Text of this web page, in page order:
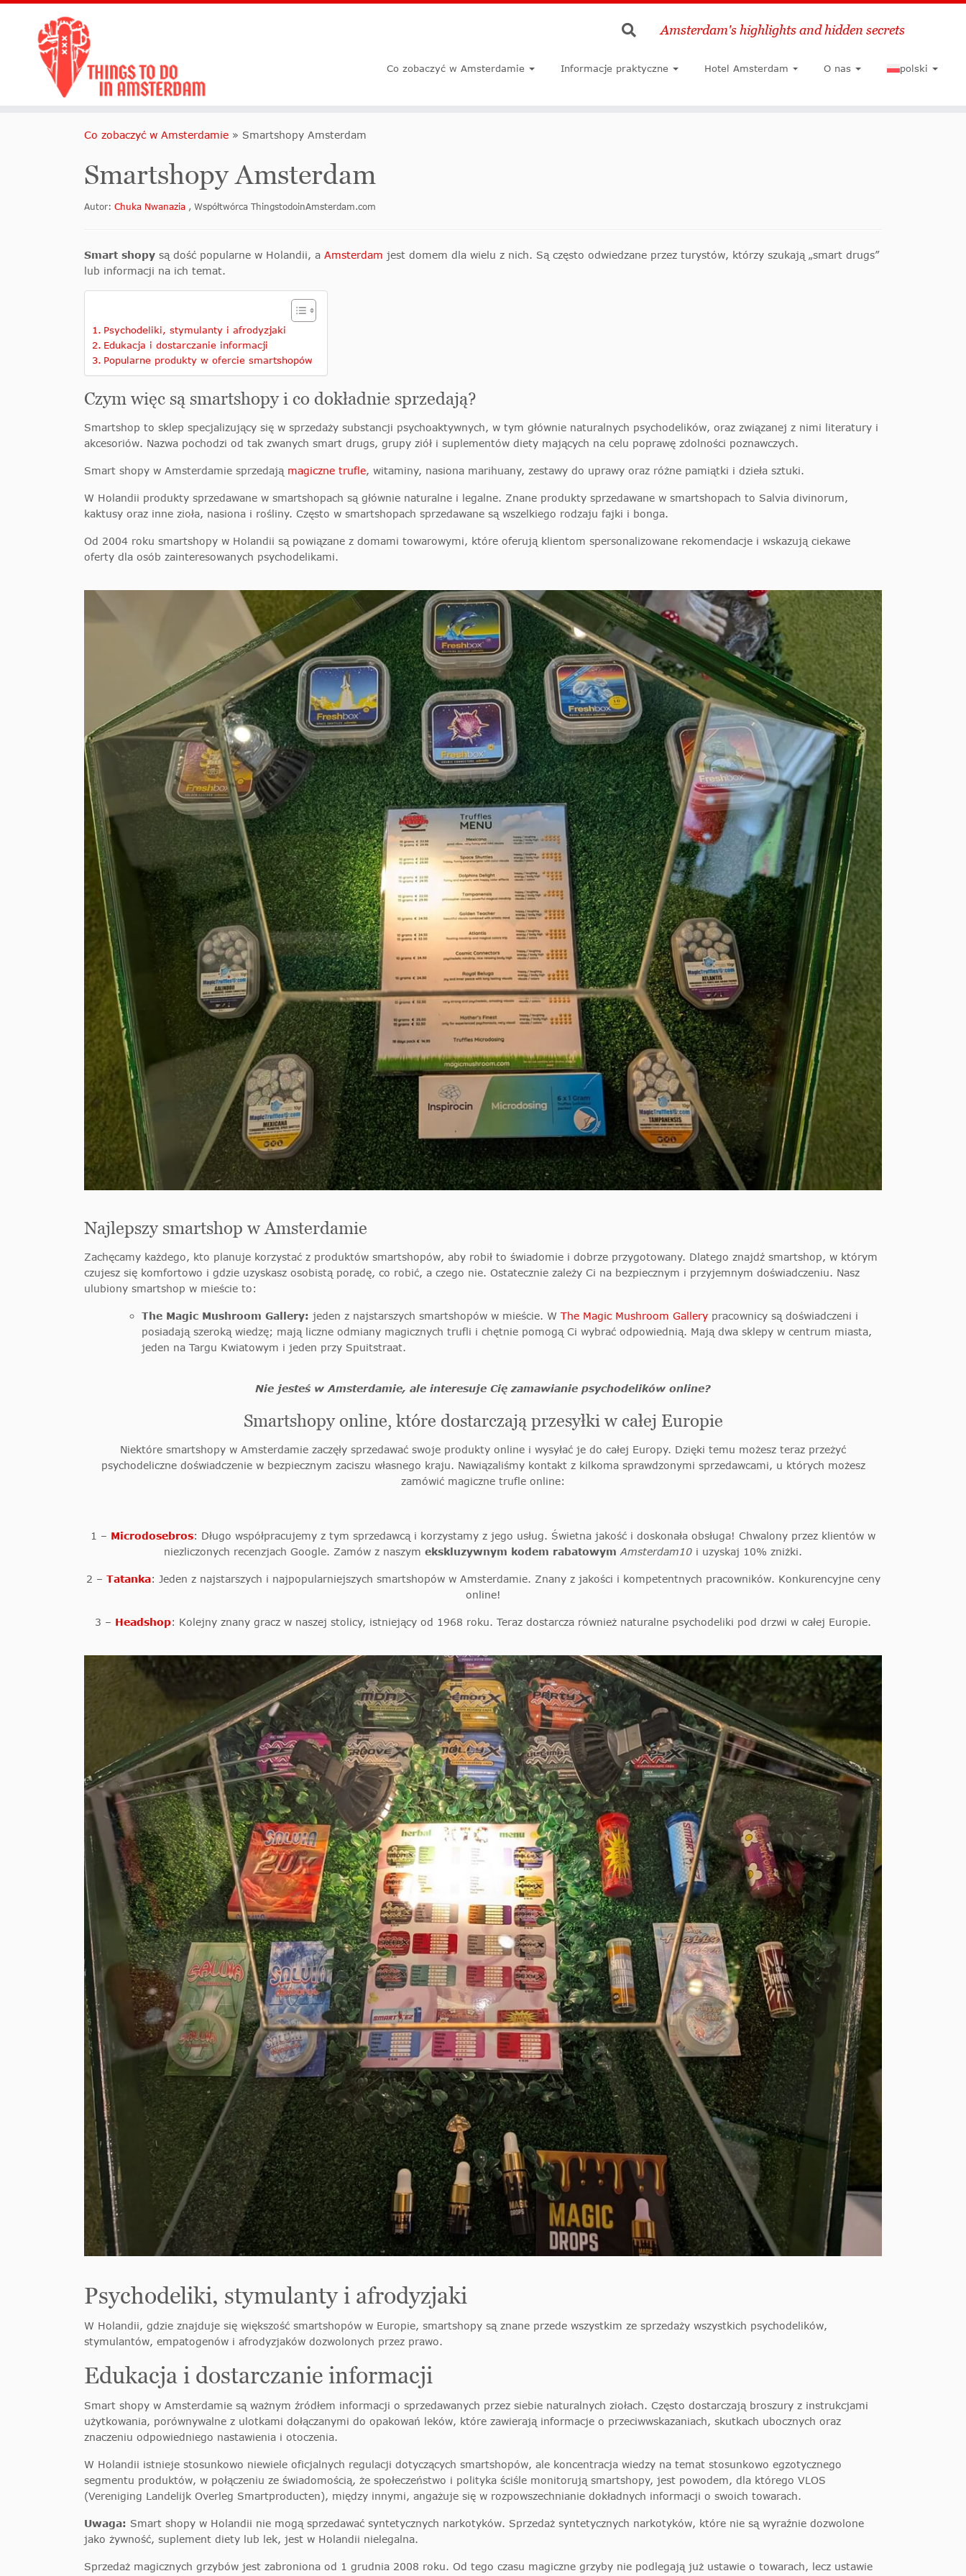
Szukaj
Amsterdam's highlights and hidden secrets
Co zobaczyć w Amsterdamie Informacje praktyczne Hotel Amsterdam O nas polski
Co zobaczyć w Amsterdamie » Smartshopy Amsterdam
Smartshopy Amsterdam
Autor: Chuka Nwanazia , Współtwórca ThingstodoinAmsterdam.com
Smart shopy są dość popularne w Holandii, a Amsterdam jest domem dla wielu z nich. Są często odwiedzane przez turystów, którzy szukają „smart drugs”
lub informacji na ich temat.
Psychodeliki, stymulanty i afrodyzjaki
Edukacja i dostarczanie informacji
Popularne produkty w ofercie smartshopów
Czym więc są smartshopy i co dokładnie sprzedają?
Smartshop to sklep specjalizujący się w sprzedaży substancji psychoaktywnych, w tym głównie naturalnych psychodelików, oraz związanej z nimi literatury i
akcesoriów. Nazwa pochodzi od tak zwanych smart drugs, grupy ziół i suplementów diety mających na celu poprawę zdolności poznawczych.
Smart shopy w Amsterdamie sprzedają magiczne trufle, witaminy, nasiona marihuany, zestawy do uprawy oraz różne pamiątki i dzieła sztuki.
W Holandii produkty sprzedawane w smartshopach są głównie naturalne i legalne. Znane produkty sprzedawane w smartshopach to Salvia divinorum,
kaktusy oraz inne zioła, nasiona i rośliny. Często w smartshopach sprzedawane są wszelkiego rodzaju fajki i bonga.
Od 2004 roku smartshopy w Holandii są powiązane z domami towarowymi, które oferują klientom spersonalizowane rekomendacje i wskazują ciekawe
oferty dla osób zainteresowanych psychodelikami.
Najlepszy smartshop w Amsterdamie
Zachęcamy każdego, kto planuje korzystać z produktów smartshopów, aby robił to świadomie i dobrze przygotowany. Dlatego znajdź smartshop, w którym
czujesz się komfortowo i gdzie uzyskasz osobistą poradę, co robić, a czego nie. Ostatecznie zależy Ci na bezpiecznym i przyjemnym doświadczeniu. Nasz
ulubiony smartshop w mieście to:
The Magic Mushroom Gallery: jeden z najstarszych smartshopów w mieście. W The Magic Mushroom Gallery pracownicy są doświadczeni i
posiadają szeroką wiedzę; mają liczne odmiany magicznych trufli i chętnie pomogą Ci wybrać odpowiednią. Mają dwa sklepy w centrum miasta,
jeden na Targu Kwiatowym i jeden przy Spuitstraat.
Nie jesteś w Amsterdamie, ale interesuje Cię zamawianie psychodelików online?
Smartshopy online, które dostarczają przesyłki w całej Europie
Niektóre smartshopy w Amsterdamie zaczęły sprzedawać swoje produkty online i wysyłać je do całej Europy. Dzięki temu możesz teraz przeżyć
psychodeliczne doświadczenie w bezpiecznym zaciszu własnego kraju. Nawiązaliśmy kontakt z kilkoma sprawdzonymi sprzedawcami, u których możesz
zamówić magiczne trufle online:
1 – Microdosebros: Długo współpracujemy z tym sprzedawcą i korzystamy z jego usług. Świetna jakość i doskonała obsługa! Chwalony przez klientów w
niezliczonych recenzjach Google. Zamów z naszym ekskluzywnym kodem rabatowym Amsterdam10 i uzyskaj 10% zniżki.
2 – Tatanka: Jeden z najstarszych i najpopularniejszych smartshopóww Amsterdamie. Znany z jakości i kompetentnych pracowników. Konkurencyjne ceny
online!
3 – Headshop: Kolejny znany gracz w naszej stolicy, istniejący od 1968 roku. Teraz dostarcza również naturalne psychodeliki pod drzwi w całej Europie.
Psychodeliki, stymulanty i afrodyzjaki
W Holandii, gdzie znajduje się większość smartshopów w Europie, smartshopy są znane przede wszystkim ze sprzedaży wszystkich psychodelików,
stymulantów, empatogenów i afrodyzjaków dozwolonych przez prawo.
Edukacja i dostarczanie informacji
Smart shopy w Amsterdamie są ważnym źródłem informacji o sprzedawanych przez siebie naturalnych ziołach. Często dostarczają broszury z instrukcjami
użytkowania, porównywalne z ulotkami dołączanymi do opakowań leków, które zawierają informacje o przeciwwskazaniach, skutkach ubocznych oraz
znaczeniu odpowiedniego nastawienia i otoczenia.
W Holandii istnieje stosunkowo niewiele oficjalnych regulacji dotyczących smartshopów, ale koncentracja wiedzy na temat stosunkowo egzotycznego
segmentu produktów, w połączeniu ze świadomością, że społeczeństwo i polityka ściśle monitorują smartshopy, jest powodem, dla którego VLOS
(Vereniging Landelijk Overleg Smartproducten), między innymi, angażuje się w rozpowszechnianie dokładnych informacji o swoich towarach.
Uwaga: Smart shopy w Holandii nie mogą sprzedawać syntetycznych narkotyków. Sprzedaż syntetycznych narkotyków, które nie są wyraźnie dozwolone
jako żywność, suplement diety lub lek, jest w Holandii nielegalna.
Sprzedaż magicznych grzybów jest zabroniona od 1 grudnia 2008 roku. Od tego czasu magiczne grzyby nie podlegają już ustawie o towarach, lecz ustawie